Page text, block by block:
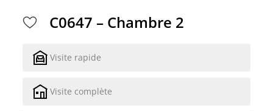
C0647 – Chambre 2
Visite rapide
Visite complète